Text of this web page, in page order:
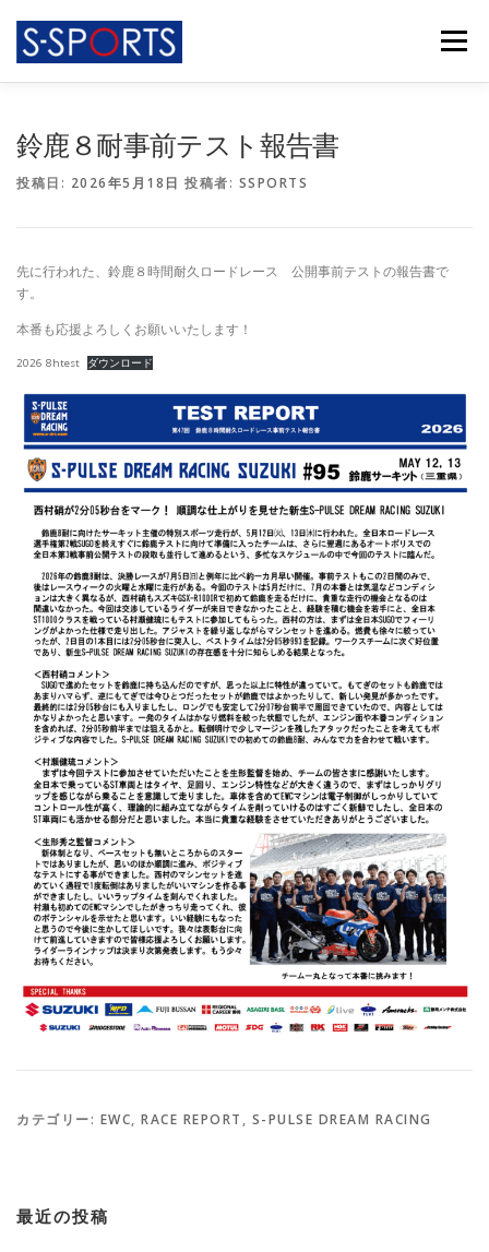
メニュー
鈴鹿８耐事前テスト報告書
投稿日: 2026年5月18日 投稿者: SSPORTS
先に行われた、鈴鹿８時間耐久ロードレース 公開事前テストの報告書で
す。
本番も応援よろしくお願いいたします！
2026 8htest ダウンロード
カテゴリー: EWC, RACE REPORT , S-PULSE DREAM RACING
最近の投稿